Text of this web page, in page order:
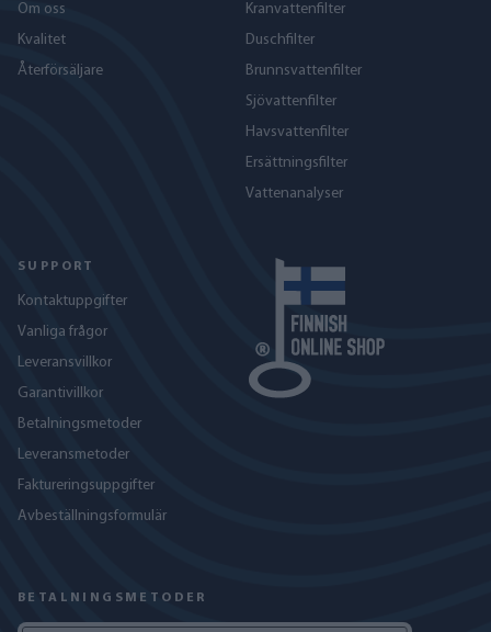
Om oss
Kvalitet
Återförsäljare
Kranvattenfilter
Duschfilter
Brunnsvattenfilter
Sjövattenfilter
Havs­vattenfilter
Ersättningsfilter
Vattenanalyser
SUPPORT
Kontaktuppgifter
Vanliga frågor
Leveransvillkor
Garantivillkor
Betalningsmetoder
Leveransmetoder
Faktureringsuppgifter
Avbeställningsformulär
BETALNINGSMETODER